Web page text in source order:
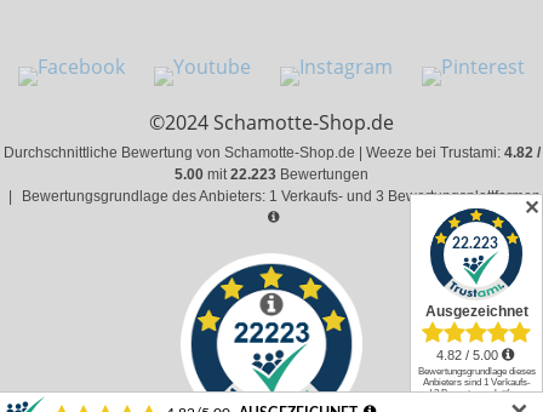
©2024 Schamotte-Shop.de
Durchschnittliche Bewertung von Schamotte-Shop.de | Weeze bei Trustami: 4.82 /
5.00 mit22.223 Bewertungen
Bewertungsgrundlage des Anbieters: 1 Verkaufs- und 3 Bewertungsplattformen
✕